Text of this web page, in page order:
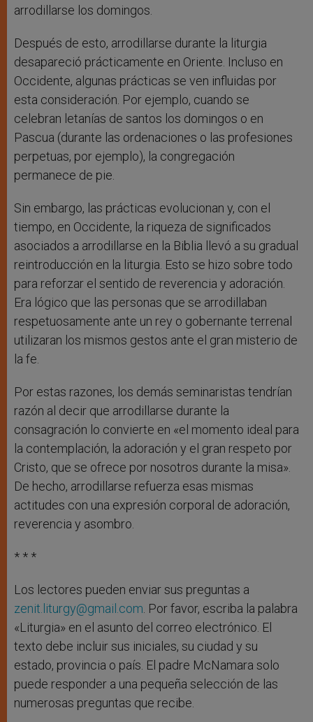
arrodillarse los domingos.
Después de esto, arrodillarse durante la liturgia
desapareció prácticamente en Oriente. Incluso en
Occidente, algunas prácticas se ven influidas por
esta consideración. Por ejemplo, cuando se
celebran letanías de santos los domingos o en
Pascua (durante las ordenaciones o las profesiones
perpetuas, por ejemplo), la congregación
permanece de pie.
Sin embargo, las prácticas evolucionan y, con el
tiempo, en Occidente, la riqueza de significados
asociados a arrodillarse en la Biblia llevó a su gradual
reintroducción en la liturgia. Esto se hizo sobre todo
para reforzar el sentido de reverencia y adoración.
Era lógico que las personas que se arrodillaban
respetuosamente ante un rey o gobernante terrenal
utilizaran los mismos gestos ante el gran misterio de
la fe.
Por estas razones, los demás seminaristas tendrían
razón al decir que arrodillarse durante la
consagración lo convierte en «el momento ideal para
la contemplación, la adoración y el gran respeto por
Cristo, que se ofrece por nosotros durante la misa».
De hecho, arrodillarse refuerza esas mismas
actitudes con una expresión corporal de adoración,
reverencia y asombro.
* * *
Los lectores pueden enviar sus preguntas a
zenit.liturgy@gmail.com . Por favor, escriba la palabra
«Liturgia» en el asunto del correo electrónico. El
texto debe incluir sus iniciales, su ciudad y su
estado, provincia o país. El padre McNamara solo
puede responder a una pequeña selección de las
numerosas preguntas que recibe.